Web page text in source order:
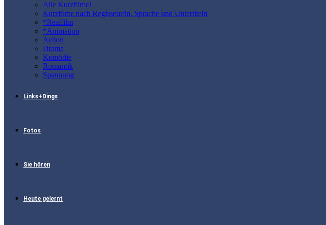
Alle Kurzfilme!
Kurzfilme nach Regisseur/in, Sprache und Untertiteln
*Realfilm
*Animation
Action
Drama
Komödie
Romantik
Spannung
Links+Dings
Fotos
Sie hören
Heute gelernt